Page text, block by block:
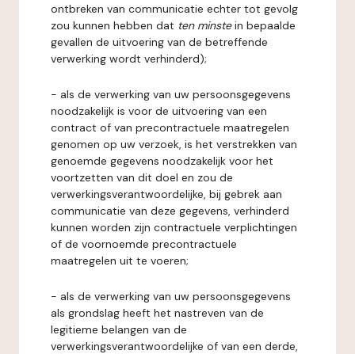
ontbreken van communicatie echter tot gevolg
zou kunnen hebben dat ten minstein bepaalde
gevallen de uitvoering van de betreffende
verwerking wordt verhinderd);
- als de verwerking van uw persoonsgegevens
noodzakelijk is voor de uitvoering van een
contract of van precontractuele maatregelen
genomen op uw verzoek, is het verstrekken van
genoemde gegevens noodzakelijk voor het
voortzetten van dit doel en zou de
verwerkingsverantwoordelijke, bij gebrek aan
communicatie van deze gegevens, verhinderd
kunnen worden zijn contractuele verplichtingen
of de voornoemde precontractuele
maatregelen uit te voeren;
- als de verwerking van uw persoonsgegevens
als grondslag heeft het nastreven van de
legitieme belangen van de
verwerkingsverantwoordelijke of van een derde,